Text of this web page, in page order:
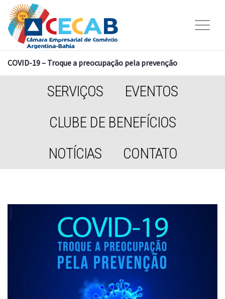
COVID-19 – Troque a preocupação pela prevenção
SERVIÇOS
EVENTOS
CLUBE DE BENEFÍCIOS
NOTÍCIAS
CONTATO